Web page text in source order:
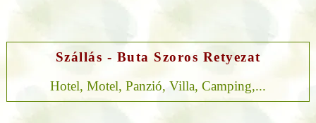
Szállás - Buta Szoros Retyezat
Hotel, Motel, Panzió, Villa, Camping,...